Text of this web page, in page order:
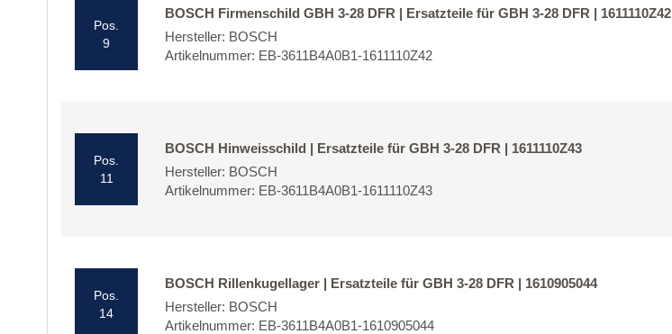
Pos.
9
BOSCH Firmenschild GBH 3-28 DFR | Ersatzteile für GBH 3-28 DFR | 1611110Z42
Hersteller: BOSCH
Artikelnummer: EB-3611B4A0B1-1611110Z42
Pos.
11
BOSCH Hinweisschild | Ersatzteile für GBH 3-28 DFR | 1611110Z43
Hersteller: BOSCH
Artikelnummer: EB-3611B4A0B1-1611110Z43
Pos.
14
BOSCH Rillenkugellager | Ersatzteile für GBH 3-28 DFR | 1610905044
Hersteller: BOSCH
Artikelnummer: EB-3611B4A0B1-1610905044